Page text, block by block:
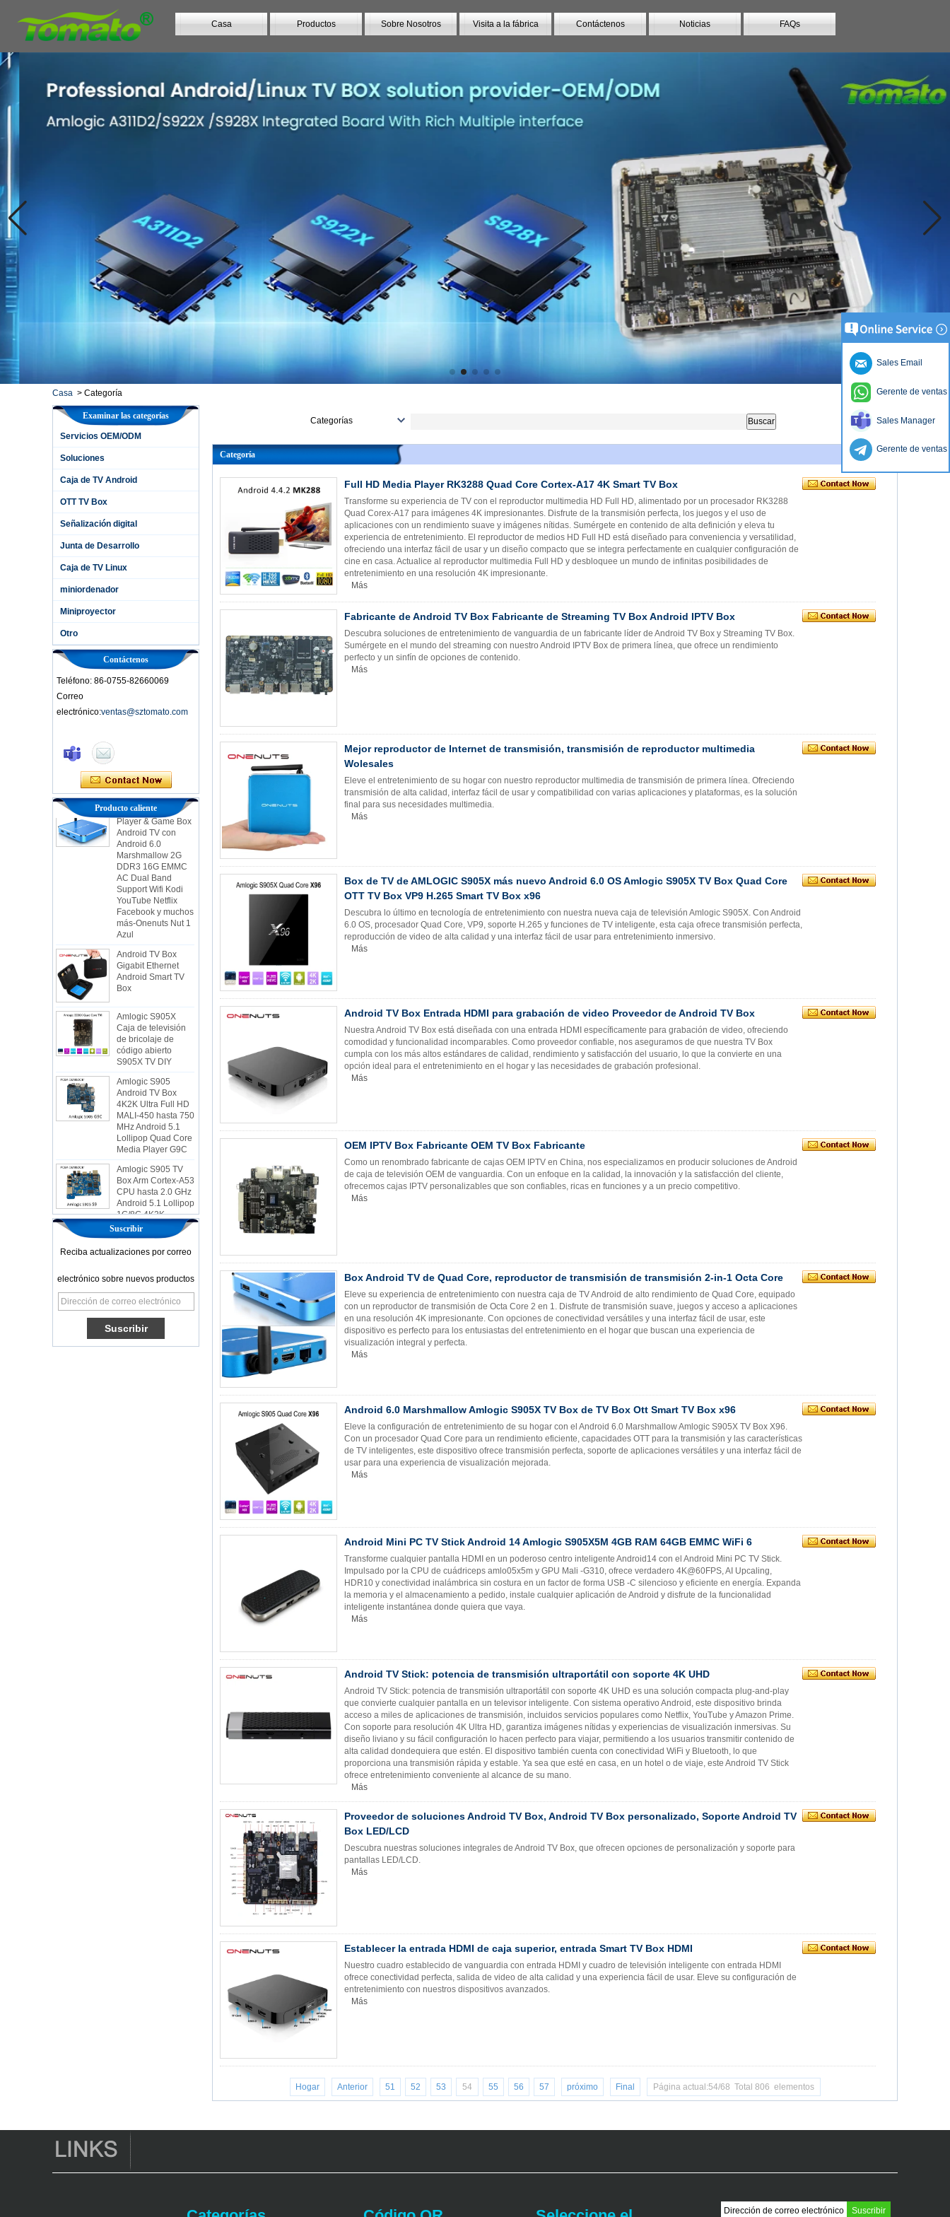
Casa Productos Sobre Nosotros Visita a la fábrica Contáctenos Noticias FAQs
Casa > Categoría
Examinar las categorías
Servicios OEM/ODM
Soluciones
Caja de TV Android
OTT TV Box
Señalización digital
Junta de Desarrollo
Caja de TV Linux
miniordenador
Miniproyector
Otro
Contáctenos
Teléfono: 86-0755-82660069
Correo
electrónico:ventas@sztomato.com
Producto caliente
2-in-1 OCTA Core
Streaming Media
Player & Game Box
Android TV con
Android 6.0
Marshmallow 2G
DDR3 16G EMMC
AC Dual Band
Support Wifi Kodi
YouTube Netflix
Facebook y muchos
más-Onenuts Nut 1
Azul
Android TV Box
Gigabit Ethernet
Android Smart TV
Box
Caja de televisión
de bricolaje de
código abierto
S905X TV DIY
Amlogic S905
Android TV Box
4K2K Ultra Full HD
MALI-450 hasta 750
MHz Android 5.1
Lollipop Quad Core
Media Player G9C
Amlogic S905 TV
Box Arm Cortex-A53
CPU hasta 2.0 GHz
Android 5.1 Lollipop
1G/8G 4K2K
Android TV Box
Media Player S9
AMLOGIC S905X
6.0 OS Amlogic
Quad Core OTT TV
Box VP9 H.265
Box de TV Android
Smart TV Box x96
Box de TV Android
con ranura de
Suscribir
Reciba actualizaciones por correo
electrónico sobre nuevos productos
Categorías
OTT TV Box
Señalización digital
Junta de Desarrollo
Caja de TV Linux
miniordenador
Miniproyector
Otro
Categoría
Full HD Media Player RK3288 Quad Core Cortex-A17 4K Smart TV Box
Transforme su experiencia de TV con el reproductor multimedia HD Full HD, alimentado por un procesador RK3288
Quad Corex-A17 para imágenes 4K impresionantes. Disfrute de la transmisión perfecta, los juegos y el uso de
aplicaciones con un rendimiento suave y imágenes nítidas. Sumérgete en contenido de alta definición y eleva tu
experiencia de entretenimiento. El reproductor de medios HD Full HD está diseñado para conveniencia y versatilidad,
ofreciendo una interfaz fácil de usar y un diseño compacto que se integra perfectamente en cualquier configuración de
cine en casa. Actualice al reproductor multimedia Full HD y desbloquee un mundo de infinitas posibilidades de
entretenimiento en una resolución 4K impresionante.
Más
Fabricante de Android TV Box Fabricante de Streaming TV Box Android IPTV Box
Descubra soluciones de entretenimiento de vanguardia de un fabricante líder de Android TV Box y Streaming TV Box.
Sumérgete en el mundo del streaming con nuestro Android IPTV Box de primera línea, que ofrece un rendimiento
perfecto y un sinfín de opciones de contenido.
Más
Mejor reproductor de Internet de transmisión, transmisión de reproductor multimedia
Wolesales
Eleve el entretenimiento de su hogar con nuestro reproductor multimedia de transmisión de primera línea. Ofreciendo
transmisión de alta calidad, interfaz fácil de usar y compatibilidad con varias aplicaciones y plataformas, es la solución
final para sus necesidades multimedia.
Más
Box de TV de AMLOGIC S905X más nuevo Android 6.0 OS Amlogic S905X TV Box Quad Core
OTT TV Box VP9 H.265 Smart TV Box x96
Descubra lo último en tecnología de entretenimiento con nuestra nueva caja de televisión Amlogic S905X. Con Android
6.0 OS, procesador Quad Core, VP9, ​​soporte H.265 y funciones de TV inteligente, esta caja ofrece transmisión perfecta,
reproducción de video de alta calidad y una interfaz fácil de usar para entretenimiento inmersivo.
Más
Android TV Box Entrada HDMI para grabación de video Proveedor de Android TV Box
Nuestra Android TV Box está diseñada con una entrada HDMI específicamente para grabación de video, ofreciendo
comodidad y funcionalidad incomparables. Como proveedor confiable, nos aseguramos de que nuestra TV Box
cumpla con los más altos estándares de calidad, rendimiento y satisfacción del usuario, lo que la convierte en una
opción ideal para el entretenimiento en el hogar y las necesidades de grabación profesional.
Más
OEM IPTV Box Fabricante OEM TV Box Fabricante
Como un renombrado fabricante de cajas OEM IPTV en China, nos especializamos en producir soluciones de Android
de caja de televisión OEM de vanguardia. Con un enfoque en la calidad, la innovación y la satisfacción del cliente,
ofrecemos cajas IPTV personalizables que son confiables, ricas en funciones y a un precio competitivo.
Más
Box Android TV de Quad Core, reproductor de transmisión de transmisión 2-in-1 Octa Core
Eleve su experiencia de entretenimiento con nuestra caja de TV Android de alto rendimiento de Quad Core, equipado
con un reproductor de transmisión de Octa Core 2 en 1. Disfrute de transmisión suave, juegos y acceso a aplicaciones
en una resolución 4K impresionante. Con opciones de conectividad versátiles y una interfaz fácil de usar, este
dispositivo es perfecto para los entusiastas del entretenimiento en el hogar que buscan una experiencia de
visualización integral y perfecta.
Más
Android 6.0 Marshmallow Amlogic S905X TV Box de TV Box Ott Smart TV Box x96
Eleve la configuración de entretenimiento de su hogar con el Android 6.0 Marshmallow Amlogic S905X TV Box X96.
Con un procesador Quad Core para un rendimiento eficiente, capacidades OTT para la transmisión y las características
de TV inteligentes, este dispositivo ofrece transmisión perfecta, soporte de aplicaciones versátiles y una interfaz fácil de
usar para una experiencia de visualización mejorada.
Más
Android Mini PC TV Stick Android 14 Amlogic S905X5M 4GB RAM 64GB EMMC WiFi 6
Transforme cualquier pantalla HDMI en un poderoso centro inteligente Android14 con el Android Mini PC TV Stick.
Impulsado por la CPU de cuádriceps amlo05x5m y GPU Mali -G310, ofrece verdadero 4K@60FPS, AI Upcaling,
HDR10 y conectividad inalámbrica sin costura en un factor de forma USB -C silencioso y eficiente en energía. Expanda
la memoria y el almacenamiento a pedido, instale cualquier aplicación de Android y disfrute de la funcionalidad
inteligente instantánea donde quiera que vaya.
Más
Android TV Stick: potencia de transmisión ultraportátil con soporte 4K UHD
Android TV Stick: potencia de transmisión ultraportátil con soporte 4K UHD es una solución compacta plug-and-play
que convierte cualquier pantalla en un televisor inteligente. Con sistema operativo Android, este dispositivo brinda
acceso a miles de aplicaciones de transmisión, incluidos servicios populares como Netflix, YouTube y Amazon Prime.
Con soporte para resolución 4K Ultra HD, garantiza imágenes nítidas y experiencias de visualización inmersivas. Su
diseño liviano y su fácil configuración lo hacen perfecto para viajar, permitiendo a los usuarios transmitir contenido de
alta calidad dondequiera que estén. El dispositivo también cuenta con conectividad WiFi y Bluetooth, lo que
proporciona una transmisión rápida y estable. Ya sea que esté en casa, en un hotel o de viaje, este Android TV Stick
ofrece entretenimiento conveniente al alcance de su mano.
Más
Proveedor de soluciones Android TV Box, Android TV Box personalizado, Soporte Android TV
Box LED/LCD
Descubra nuestras soluciones integrales de Android TV Box, que ofrecen opciones de personalización y soporte para
pantallas LED/LCD.
Más
Establecer la entrada HDMI de caja superior, entrada Smart TV Box HDMI
Nuestro cuadro establecido de vanguardia con entrada HDMI y cuadro de televisión inteligente con entrada HDMI
ofrece conectividad perfecta, salida de video de alta calidad y una experiencia fácil de usar. Eleve su configuración de
entretenimiento con nuestros dispositivos avanzados.
Más
Hogar Anterior 51 52 53 54 55 56 57 próximo Final Página actual:54/68 Total 806 elementos
Sales Email
Gerente de ventas
Sales Manager
Gerente de ventas